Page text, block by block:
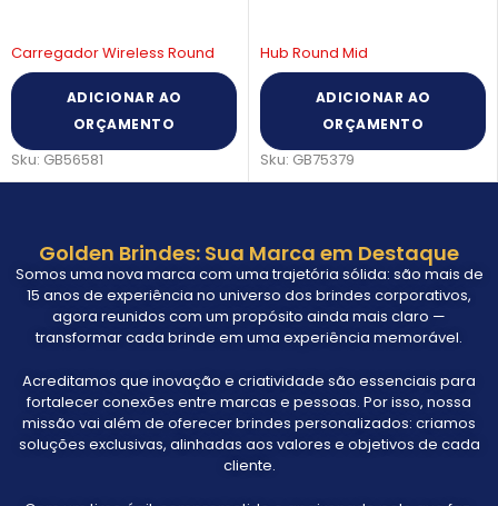
Carregador Wireless Round
ADICIONAR AO
ORÇAMENTO
Sku: GB56581
Hub Round Mid
ADICIONAR AO
ORÇAMENTO
Sku: GB75379
Golden Brindes: Sua Marca em Destaque
Somos uma nova marca com uma trajetória sólida: são mais de
15 anos de experiência no universo dos brindes corporativos,
agora reunidos com um propósito ainda mais claro —
transformar cada brinde em uma experiência memorável.
Acreditamos que inovação e criatividade são essenciais para
fortalecer conexões entre marcas e pessoas. Por isso, nossa
missão vai além de oferecer brindes personalizados: criamos
soluções exclusivas, alinhadas aos valores e objetivos de cada
cliente.